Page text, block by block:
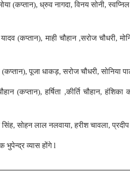
(कप्तान), ध्रुव नागदा, विनय सोनी,
यादव (कप्तान), माही चौहान ,सरोज चौधरी,
पूजा धाकड़, सरोज चौधरी, सोनिया
(कप्तान), हर्षिता ,कीर्ति चौहान,
सिंह, सोहन लाल नलवाया, हरीश चावला,
भुपेन्द्र व्यास होंगे l